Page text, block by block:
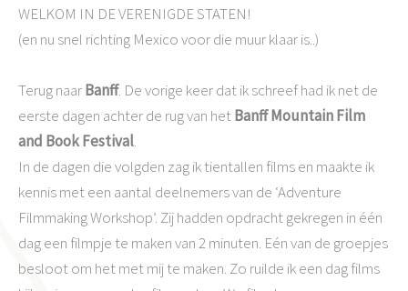
WELKOM IN DE VERENIGDE STATEN!
(en nu snel richting Mexico voor die muur klaar is..)
Terug naarBanff. De vorige keer dat ik schreef had ik net de
eerste dagen achter de rug van hetBanff Mountain Film
and Book Festival.
In de dagen die volgden zag ik tientallen films en maakte ik
kennis met een aantal deelnemers van de ‘Adventure
Filmmaking Workshop’. Zij hadden opdracht gekregen in één
dag een filmpje te maken van 2 minuten. Eén van de groepjes
besloot om het met mij te maken. Zo ruilde ik een dag films